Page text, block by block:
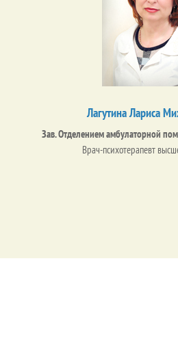
Лагутина Лариса
Зав. Отделением амбулаторной
Врач-психотерапевт